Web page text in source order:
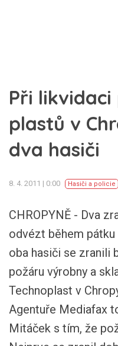
Při
plastů v
dva hasiči
8. 4. 2011 | 0:00 Hasiči a policie
CHROPYNĚ - Dva
odvézt během
oba hasiči se zranili
požáru výrobny a
Technoplast v
Agentuře Mediafax
Mitáček s tím, že